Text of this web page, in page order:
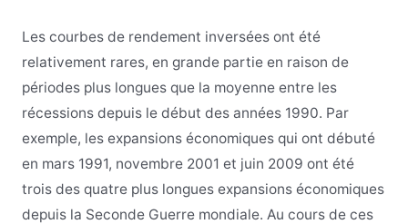
Les courbes de rendement inversées ont été
relativement rares, en grande partie en raison de
périodes plus longues que la moyenne entre les
récessions depuis le début des années 1990. Par
exemple, les expansions économiques qui ont débuté
en mars 1991, novembre 2001 et juin 2009 ont été
trois des quatre plus longues expansions économiques
depuis la Seconde Guerre mondiale. Au cours de ces